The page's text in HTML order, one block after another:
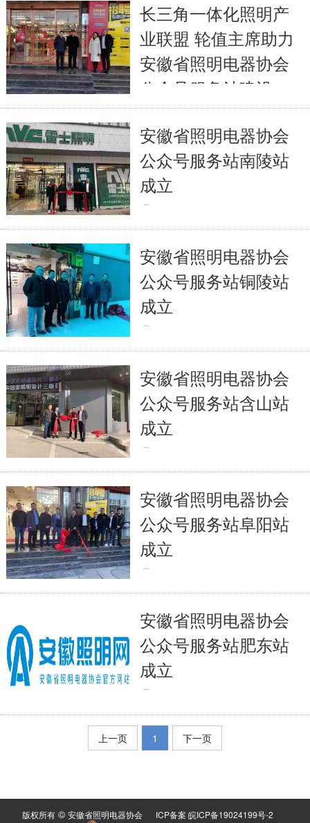
全文
长三角一体化照明产
业联盟 轮值主席助力
安徽省照明电器协会
公众号服务站建设
全文
安徽省照明电器协会
公众号服务站南陵站
成立
全文
安徽省照明电器协会
公众号服务站铜陵站
成立
全文
安徽省照明电器协会
公众号服务站含山站
成立
全文
安徽省照明电器协会
公众号服务站阜阳站
成立
全文
安徽省照明电器协会
公众号服务站肥东站
成立
全文
上一页
1 下一页
版权所有 © 安徽省照明电器协会
ICP备案 皖ICP备19024199号-2